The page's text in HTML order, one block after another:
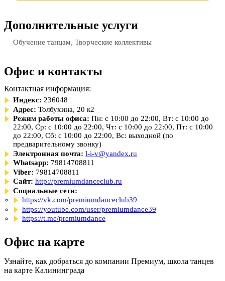
Дополнительные услуги
Обучение танцам, Творческие коллективы
Офис и контакты
Контактная информация:
Индекс: 236048
Адрес: Толбухина, 20 к2
Режим работы офиса: Пн: с 10:00 до 22:00, Вт: с 10:00 до
22:00, Ср: с 10:00 до 22:00, Чт: с 10:00 до 22:00, Пт: с 10:00
до 22:00, Сб: с 10:00 до 22:00, Вс: выходной (по
предварительному звонку)
Электронная почта: l-i-v@yandex.ru
Whatsapp: 79814708811
Viber: 79814708811
Сайт: http://premiumdanceclub.ru
Социальные сети:
https://vk.com/premiumdanceclub39
https://youtube.com/user/premiumdance39
https://t.me/premiumdance
Офис на карте
Узнайте, как добраться до компании Премиум, школа танцев
на карте Калининграда